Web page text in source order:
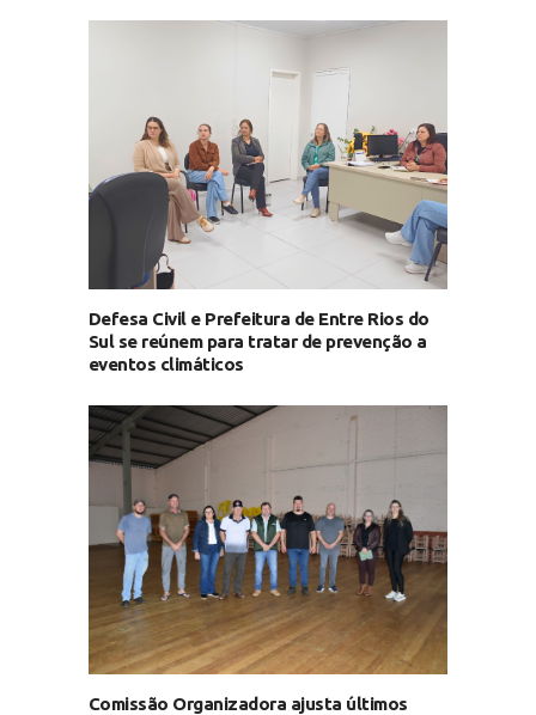
Defesa Civil e Prefeitura de Entre Rios do
Sul se reúnem para tratar de prevenção a
eventos climáticos
Comissão Organizadora ajusta últimos